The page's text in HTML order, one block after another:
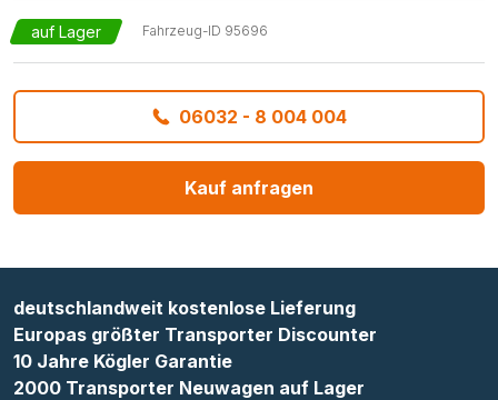
auf Lager Fahrzeug-ID 95696
06032 - 8 004 004
Kauf anfragen
deutschlandweit kostenlose Lieferung
Europas größter Transporter Discounter
10 Jahre Kögler Garantie
2000 Transporter Neuwagen auf Lager